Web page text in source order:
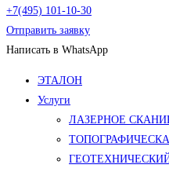
+7(495) 101-10-30
Отправить заявку
Написать в WhatsApp
Меню
ЭТАЛОН
Услуги
ЛАЗЕРНОЕ